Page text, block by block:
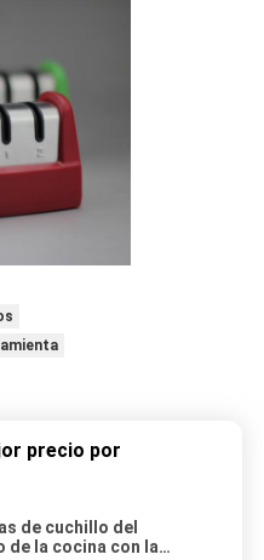
precio por
de cuchillo del
de la cocina con la